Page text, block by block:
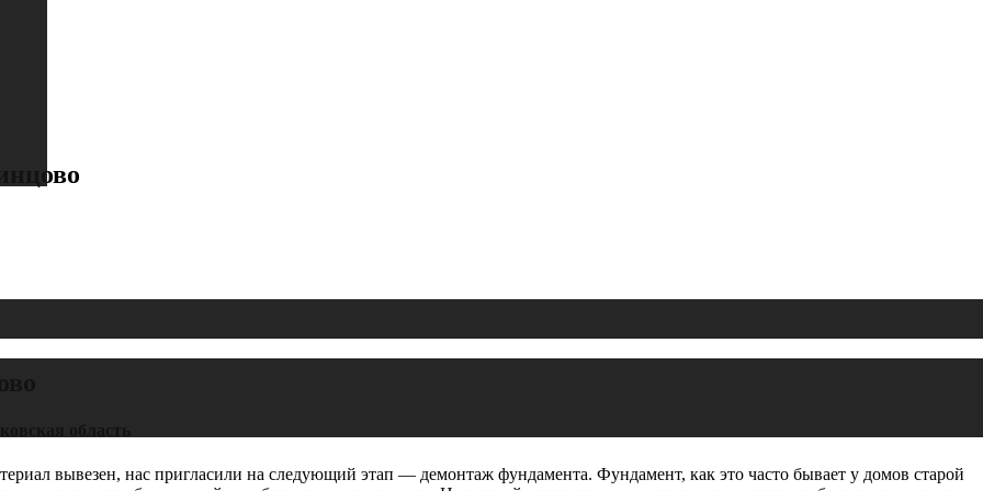
область
вывезен, нас пригласили на следующий этап — демонтаж фундамента. Фундамент, как это часто бывает у домов старой